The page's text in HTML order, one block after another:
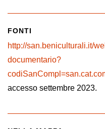
FONTI
http://san.beniculturali.it/
documentario?
accesso settembre 2023.